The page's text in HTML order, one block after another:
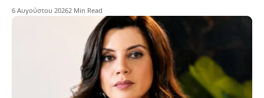
6 Αυγούστου 20262 Min Read